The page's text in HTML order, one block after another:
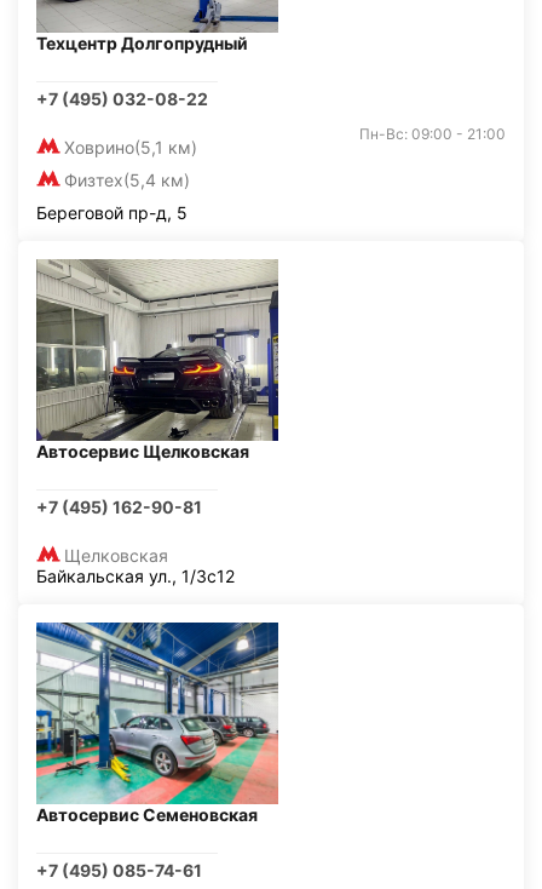
Техцентр Долгопрудный
+7 (495) 032-08-22
Ховрино(5,1 км)
Физтех(5,4 км)
Пн-Вс: 09:00 - 21:00
Береговой пр-д, 5
Автосервис Щелковская
+7 (495) 162-90-81
Щелковская
Байкальская ул., 1/3с12
Автосервис Семеновская
+7 (495) 085-74-61